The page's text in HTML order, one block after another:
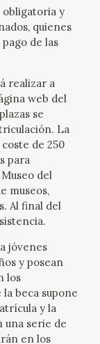
obligatoria y
quienes
de las
realizar a
web del
se
La
de 250
para
del
museos,
Al final del
jóvenes
y posean
los
beca supone
y la
una serie de
en los